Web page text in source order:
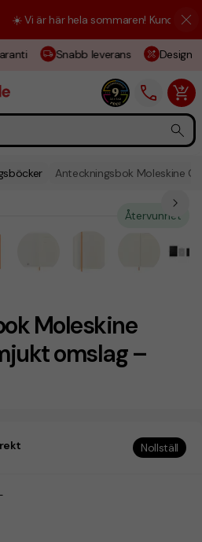
Vi är här hela sommaren!
Snabb leverans
Anteckningsbok Moleskine
Moleskine
omslag –
Återvunnet
Nollställ